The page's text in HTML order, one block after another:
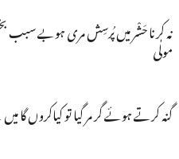
نہ کرنا حَشْر میں پُرسِش مری ہوبے سبب
مولٰی
گنہ کرتے ہوئے گر مر گیا تو کیاکروں گا